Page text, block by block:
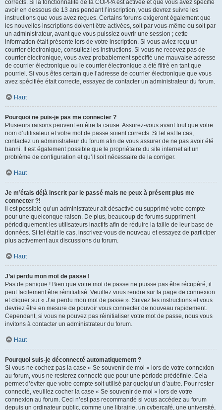
corrects. Si la fonctionnalité de la COPPA est activée et que vous avez spécifié
avoir en dessous de 13 ans pendant l’inscription, vous devrez suivre les
instructions que vous avez reçues. Certains forums exigeront également que
les nouvelles inscriptions doivent être activées, soit par vous-même ou soit par
un administrateur, avant que vous puissiez ouvrir une session ; cette
information était présente lors de votre inscription. Si vous aviez reçu un
courrier électronique, consultez les instructions. Si vous ne recevez pas de
courrier électronique, vous avez probablement spécifié une mauvaise adresse
de courrier électronique ou le courrier électronique a été filtré en tant que
pourriel. Si vous êtes certain que l’adresse de courrier électronique que vous
avez spécifiée était correcte, essayez de contacter un administrateur du forum.
Haut
Pourquoi ne puis-je pas me connecter ?
Plusieurs raisons peuvent en être la cause. Assurez-vous avant tout que votre
nom d’utilisateur et votre mot de passe soient corrects. Si tel est le cas,
contactez un administrateur du forum afin de vous assurer de ne pas avoir été
banni. Il est également possible que le propriétaire du site internet ait un
problème de configuration et qu’il soit nécessaire de la corriger.
Haut
Je m’étais déjà inscrit par le passé mais ne peux à présent plus me
connecter ?!
Il est possible qu’un administrateur ait désactivé ou supprimé votre compte
pour une quelconque raison. De plus, beaucoup de forums suppriment
périodiquement les utilisateurs inactifs afin de réduire la taille de leur base de
données. Si tel était le cas, inscrivez-vous de nouveau et essayez de participer
plus activement aux discussions du forum.
Haut
J’ai perdu mon mot de passe !
Pas de panique ! Bien que votre mot de passe ne puisse pas être récupéré, il
peut facilement être réinitialisé. Veuillez vous rendre sur la page de connexion
et cliquer sur « J’ai perdu mon mot de passe ». Suivez les instructions et vous
devriez être en mesure de pouvoir vous connecter de nouveau rapidement.
Cependant, si vous ne pouvez pas réinitialiser votre mot de passe, nous vous
invitons à contacter un administrateur du forum.
Haut
Pourquoi suis-je déconnecté automatiquement ?
Si vous ne cochez pas la case « Se souvenir de moi » lors de votre connexion
au forum, vous ne resterez connecté que pour une période prédéfinie. Cela
permet d’éviter que votre compte soit utilisé par quelqu’un d’autre. Pour rester
connecté, veuillez cocher la case « Se souvenir de moi » lors de votre
connexion au forum. Ceci n’est pas recommandé si vous accédez au forum
depuis un ordinateur public, comme une librairie, un cybercafé, une université,